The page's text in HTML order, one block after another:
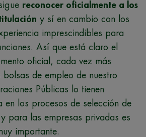
reconocer oficialmente a los
y sí en cambio con los
imprescindibles para
Así que está claro el
oficial, cada vez más
bolsas de empleo de nuestro
Públicas lo tienen
en los procesos de selección de
para las empresas privadas es
importante.